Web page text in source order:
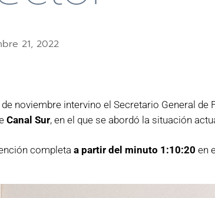
21, 2022
de noviembre intervino el Secretario General
Canal Sur, en el que se abordó la situación
completa a partir del minuto 1:10:20 en